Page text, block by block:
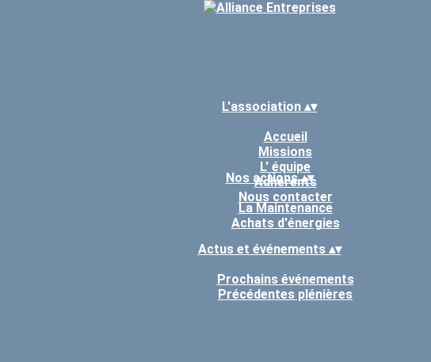
L'association ▴▾
Accueil
Missions
L' équipe
Adhérents
Nous contacter
Nos actions▴▾
La Maintenance
Achats d'énergies
Actus et événements ▴▾
Prochains événements
Précédentes plénières